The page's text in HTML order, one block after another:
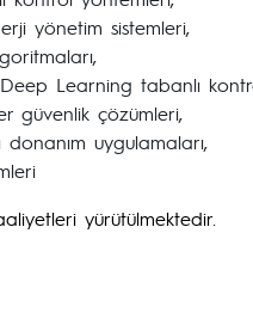
yönetim sistemleri,
Learning tabanlı
güvenlik çözümleri,
uygulamaları,
yürütülmektedir.